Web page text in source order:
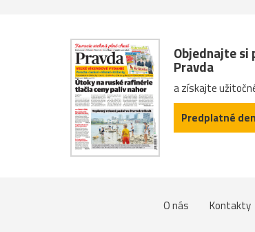
Objednajte si
Pravda
a získajte
Predplatné
O nás Kontakty